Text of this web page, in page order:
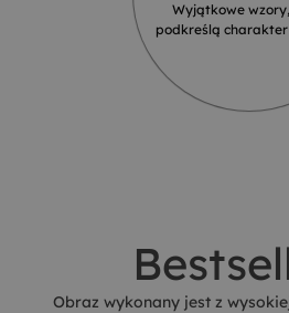
Wyjątkowe
podkreślą
Obraz wykonany jest z